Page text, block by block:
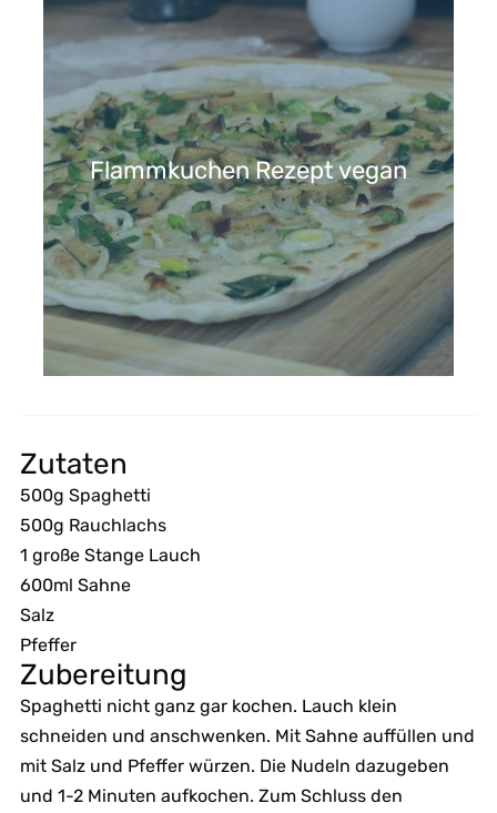
Flammkuchen Rezept vegan
Zutaten
500g Spaghetti
500g Rauchlachs
1 große Stange Lauch
600ml Sahne
Salz
Pfeffer
Zubereitung
Spaghetti nicht ganz gar kochen. Lauch klein
schneiden und anschwenken. Mit Sahne auffüllen und
mit Salz und Pfeffer würzen. Die Nudeln dazugeben
und 1-2 Minuten aufkochen. Zum Schluss den